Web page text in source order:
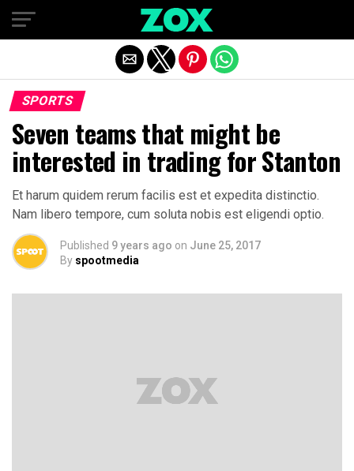
SPORTS
Seven teams that might be
interested in trading for Stanton
Et harum quidem rerum facilis est et expedita distinctio.
Nam libero tempore, cum soluta nobis est eligendi optio.
Published 9 years ago on June 25, 2017
By spootmedia
Exit mobile version